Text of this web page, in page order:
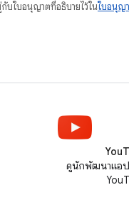
กับใบอนุญาตที่อธิบายไว้ในใบอนุญ
ดูนักพัฒนาแอ